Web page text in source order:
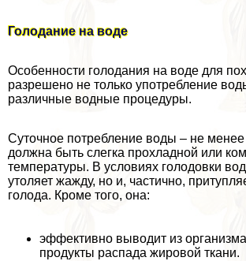
Голодание на воде
Особенности голодания на воде для
разрешено не только употрeбление
различные водные процедуры.
Суточное потрeбление воды – не менее
должна быть слегка прохладной или
температуры. В условиях голодовки
утоляет жажду, но и, частично,
голода. Кроме того, она:
эффективно выводит из
продукты распада жировой ткани.